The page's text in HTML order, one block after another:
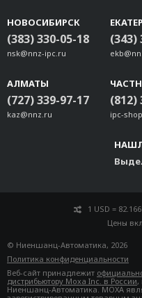
НОВОСИБИРСК
(383) 330-05-18
nsk@nnz-ipc.ru
(343)
АЛМАТЫ
(727) 339-97-17
kaz@nnz.ru
(812)
ipc-
1 USD =
Цены
© Ниеншанц-Автоматика, 2026
Политика конфиденциальности
Веб-сайт принадлежит
дистрибьютору Moxa Inc. в России,
Ниеншанц-Автоматика. MOXA